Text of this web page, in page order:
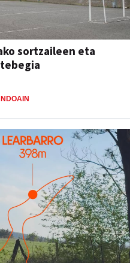
sortzaileen eta